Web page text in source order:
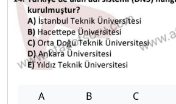
A B C